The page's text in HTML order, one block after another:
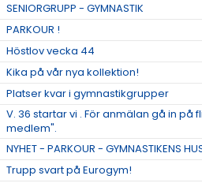
SENIORGRUPP - GYMNASTIK
PARKOUR !
Höstlov vecka 44
Kika på vår nya kollektion!
Platser kvar i gymnastikgrupper
V. 36 startar vi . För anmälan gå in på
medlem".
NYHET - PARKOUR - GYMNASTIKENS
Trupp svart på Eurogym!